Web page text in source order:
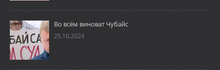
Во всём виноват Чубайс
25.10.2024